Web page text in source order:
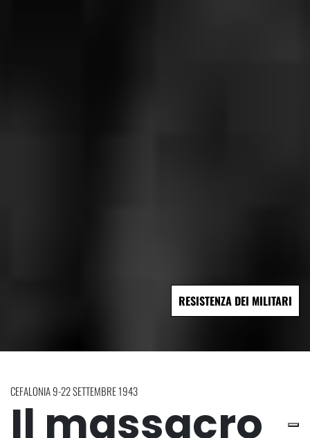
RESISTENZA DEI MILITARI
CEFALONIA 9-22 SETTEMBRE 1943
Il massacro